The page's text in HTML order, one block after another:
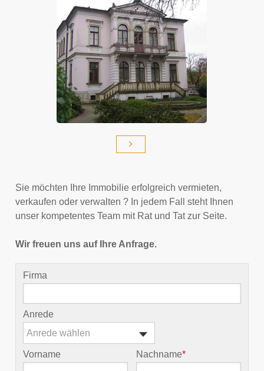
Sie möchten Ihre Immobilie erfolgreich vermieten,
verkaufen oder verwalten ? In jedem Fall steht Ihnen
unser kompetentes Team mit Rat und Tat zur Seite.
Wir freuen uns auf Ihre Anfrage.
Firma
Anrede
Anrede wählen
Vorname Nachname*